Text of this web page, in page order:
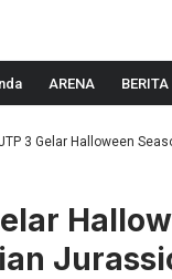
ARENA BERITA
3 Gelar Halloween